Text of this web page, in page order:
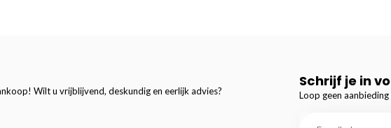
Wilt u vrijblijvend, deskundig en eerlijk advies?
Schrijf je in
Loop geen